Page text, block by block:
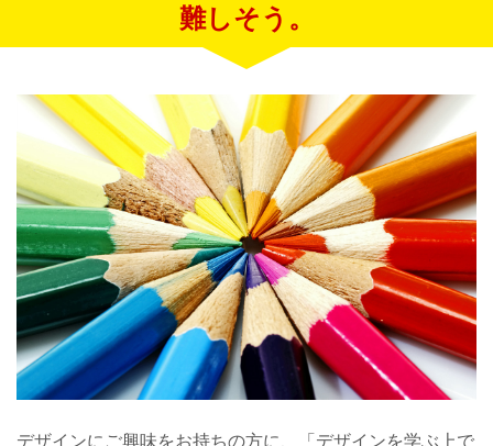
難しそう。
デザインにご興味をお持ちの方に、「デザインを学ぶ上で